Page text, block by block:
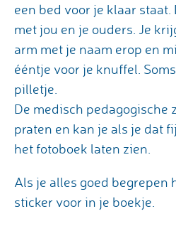
een bed voor je klaar
met jou en je ouders. Je
arm met je naam erop en
ééntje voor je knuffel.
pilletje.
De medisch pedagogische
praten en kan je als je dat
het fotoboek laten zien.
Als je alles goed begrepen
sticker voor in je boekje.